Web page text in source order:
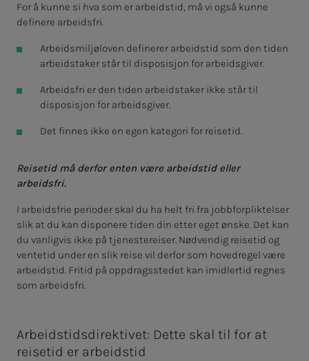
For å kunne si hva som er arbeidstid, må vi også kunne
definere arbeidsfri.
Arbeidsmiljøloven definerer arbeidstid som den tiden
arbeidstaker står til disposisjon for arbeidsgiver.
Arbeidsfri er den tiden arbeidstaker ikke står til
disposisjon for arbeidsgiver.
Det finnes ikke en egen kategori for reisetid.
Reisetid må derfor enten være arbeidstid eller
arbeidsfri.
I arbeidsfrie perioder skal du ha helt fri fra jobbforpliktelser
slik at du kan disponere tiden din etter eget ønske. Det kan
du vanligvis ikke på tjenestereiser. Nødvendig reisetid og
ventetid under en slik reise vil derfor som hovedregel være
arbeidstid. Fritid på oppdragsstedet kan imidlertid regnes
som arbeidsfri.
Arbeidstidsdirektivet: Dette skal til for at
reisetid er arbeidstid